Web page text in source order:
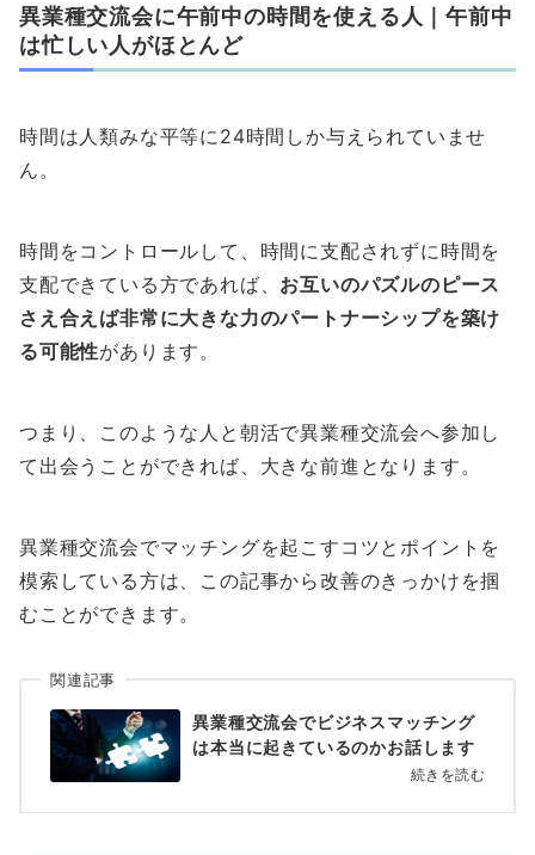
異業種交流会に午前中の時間を使える人｜午前中
は忙しい人がほとんど
時間は人類みな平等に24時間しか与えられていませ
ん。
時間をコントロールして、時間に支配されずに時間を
支配できている方であれば、 お互いのパズルのピース
さえ合えば非常に大きな力のパートナーシップを築け
る可能性があります。
つまり、このような人と朝活で異業種交流会へ参加し
て出会うことができれば、大きな前進となります。
異業種交流会でマッチングを起こすコツとポイントを
模索している方は、この記事から改善のきっかけを掴
むことができます。
関連記事
異業種交流会でビジネスマッチング
は本当に起きているのかお話します
続きを読む